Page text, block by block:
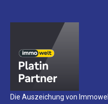
Die Auszeichung von